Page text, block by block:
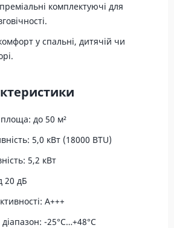
комплектуючі для
у спальні, дитячій чи
до 50 м²
5,0 кВт (18000 BTU)
5,2 кВт
20 дБ
A+++
-25°C…+48°C